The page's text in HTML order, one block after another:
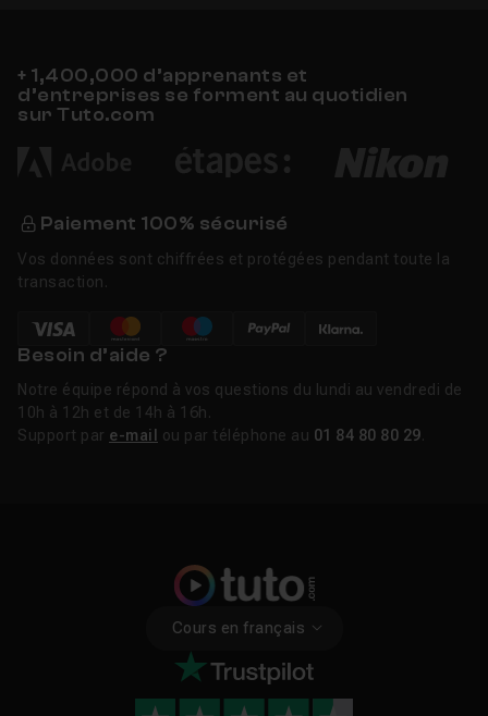
+ 1,400,000 d’apprenants et
d’entreprises se forment au quotidien
sur Tuto.com
Paiement 100% sécurisé
Vos données sont chiffrées et protégées pendant toute la
transaction.
Besoin d’aide ?
Notre équipe répond à vos questions du lundi au vendredi de
10h à 12h et de 14h à 16h.
Support par e-mail ou par téléphone au 01 84 80 80 29
Cours en français